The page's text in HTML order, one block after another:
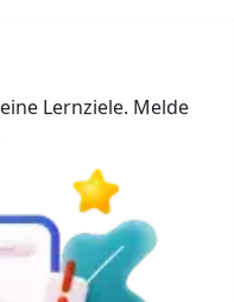
Lernziele. Melde